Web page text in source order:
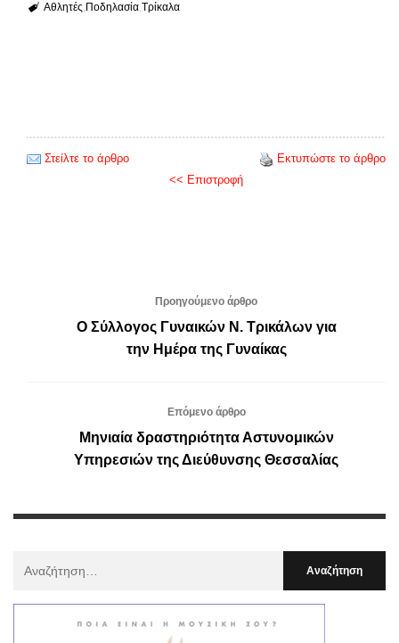
Αθλητές Ποδηλασία Τρίκαλα
Στείλτε το άρθρο
Εκτυπώστε το άρθρο
<< Επιστροφή
Προηγούμενο άρθρο
Ο Σύλλογος Γυναικών Ν. Τρικάλων για
την Ημέρα της Γυναίκας
Επόμενο άρθρο
Μηνιαία δραστηριότητα Αστυνομικών
Υπηρεσιών της Διεύθυνσης Θεσσαλίας
: